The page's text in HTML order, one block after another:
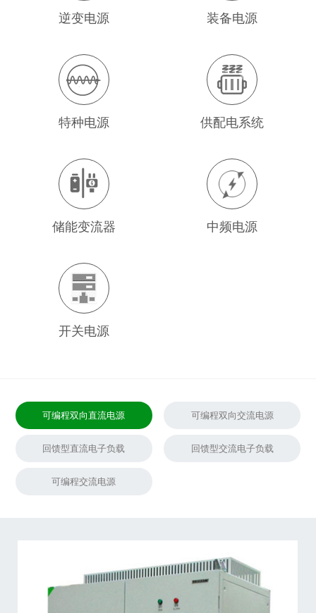
逆变电源 装备电源
特种电源 供配电系统
储能变流器 中频电源
开关电源
可编程双向直流电源 可编程双向交流电源
回馈型直流电子负载 回馈型交流电子负载
可编程交流电源